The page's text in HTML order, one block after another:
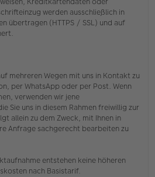
werden ausschließlich in
übertragen (HTTPS / SSL) und auf
mehreren Wegen mit uns in Kontakt zu
per WhatsApp oder per Post. Wenn
verwenden wir jene
Sie uns in diesem Rahmen freiwillig zur
allein zu dem Zweck, mit Ihnen in
Anfrage sachgerecht bearbeiten zu
entstehen keine höheren
nach Basistarif.